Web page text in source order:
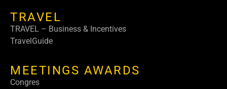
TRAVEL
TRAVEL – Business & Incentives
TravelGuide
MEETINGS AWARDS
Congres